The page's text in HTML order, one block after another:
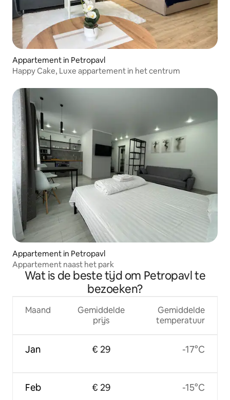
Appartement in Petropavl
Happy Cake, Luxe appartement in het centrum
Appartement in Petropavl
Appartement naast het park
Wat is de beste tijd om Petropavl te
bezoeken?
Maand
Jan
Feb
Gemiddelde
prijs
€ 29
€ 29
Gemiddelde
temperatuur
-17°C
-15°C